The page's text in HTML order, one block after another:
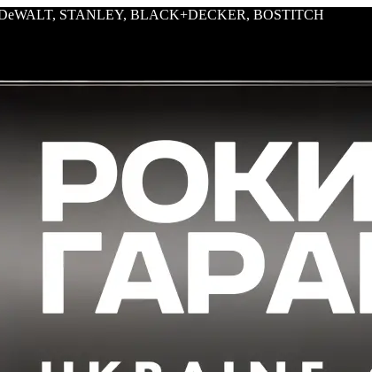
DeWALT, STANLEY, BLACK+DECKER, BOSTITCH